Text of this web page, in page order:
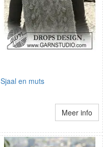
Sjaal en muts
Meer info